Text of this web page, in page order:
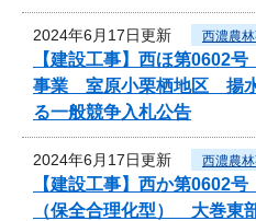
2024年6月17日更新 西濃農
【建設工事】西ほ第0602
事業 室原小栗栖地区 揚
る一般競争入札公告
2024年6月17日更新 西濃農
【建設工事】西か第0602
（保全合理化型） 大巻